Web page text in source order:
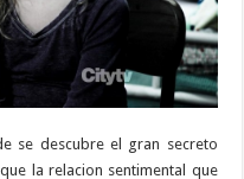
se descubre el gran secreto
la relacion sentimental que